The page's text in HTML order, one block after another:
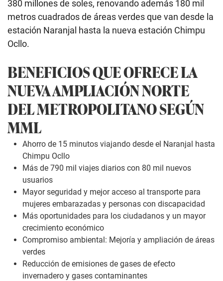
380 millones de soles, renovando además 180 mil
metros cuadrados de áreas verdes que van desde la
estación Naranjal hasta la nueva estación Chimpu
Ocllo.
BENEFICIOS QUE OFRECE LA
NUEVA AMPLIACIÓN NORTE
DEL METROPOLITANO SEGÚN
MML
Ahorro de 15 minutos viajando desde el Naranjal hasta
Chimpu Ocllo
Más de 790 mil viajes diarios con 80 mil nuevos
usuarios
Mayor seguridad y mejor acceso al transporte para
mujeres embarazadas y personas con discapacidad
Más oportunidades para los ciudadanos y un mayor
crecimiento económico
Compromiso ambiental: Mejoría y ampliación de áreas
verdes
Reducción de emisiones de gases de efecto
invernadero y gases contaminantes